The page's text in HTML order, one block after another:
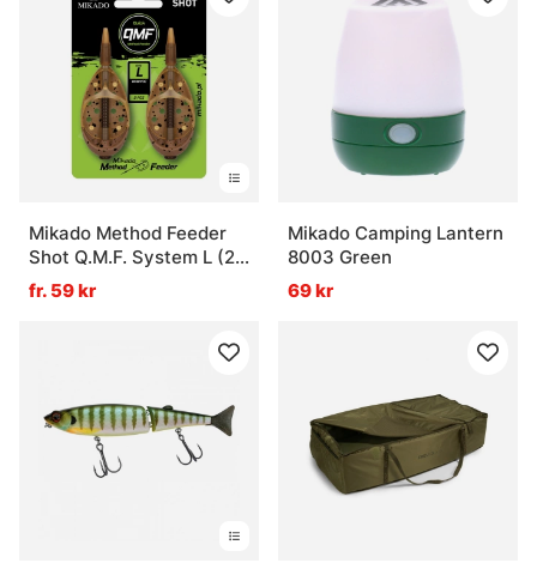
Mikado Method Feeder
Shot Q.M.F. System L (2-
pack)
fr. 59 kr
Mikado Camping Lantern
8003 Green
69 kr